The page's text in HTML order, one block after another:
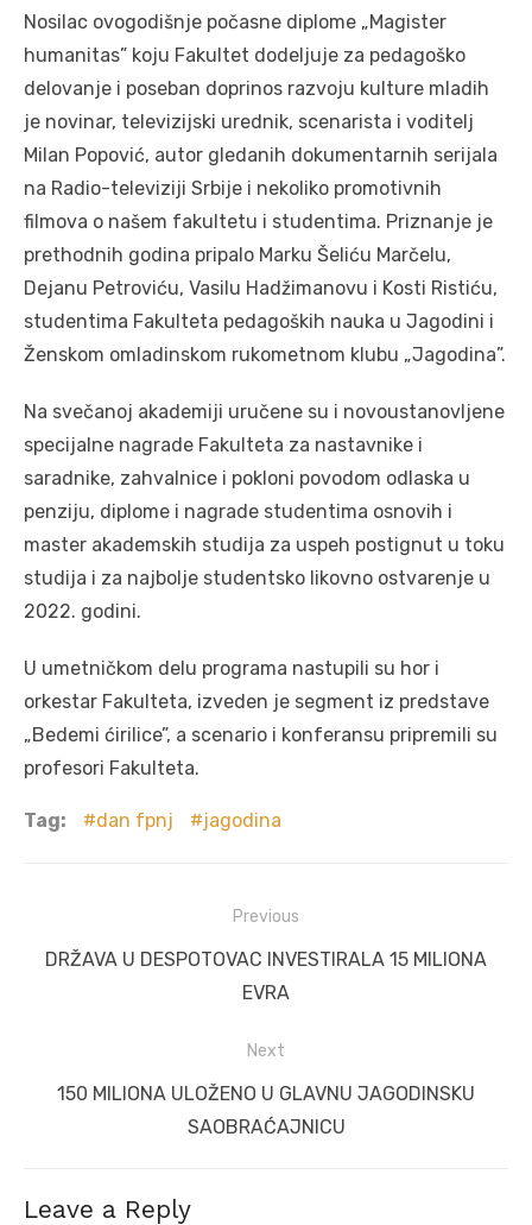
Nosilac ovogodišnje počasne diplome „Magister
humanitas” koju Fakultet dodeljuje za pedagoško
delovanje i poseban doprinos razvoju kulture mladih
je novinar, televizijski urednik, scenarista i voditelj
Milan Popović, autor gledanih dokumentarnih serijala
na Radio-televiziji Srbije i nekoliko promotivnih
filmova o našem fakultetu i studentima. Priznanje je
prethodnih godina pripalo Marku Šeliću Marčelu,
Dejanu Petroviću, Vasilu Hadžimanovu i Kosti Ristiću,
studentima Fakulteta pedagoških nauka u Jagodini i
Ženskom omladinskom rukometnom klubu „Jagodina”.
Na svečanoj akademiji uručene su i novoustanovljene
specijalne nagrade Fakulteta za nastavnike i
saradnike, zahvalnice i pokloni povodom odlaska u
penziju, diplome i nagrade studentima osnovih i
master akademskih studija za uspeh postignut u toku
studija i za najbolje studentsko likovno ostvarenje u
2022. godini.
U umetničkom delu programa nastupili su hor i
orkestar Fakulteta, izveden je segment iz predstave
„Bedemi ćirilice”, a scenario i konferansu pripremili su
profesori Fakulteta.
Tag: dan fpnj jagodina
navigation
Previous
Previous
DRŽAVA U DESPOTOVAC INVESTIRALA 15 MILIONA
EVRA
Next
Next
150 MILIONA ULOŽENO U GLAVNU JAGODINSKU
SAOBRAĆAJNICU
Leave a Reply